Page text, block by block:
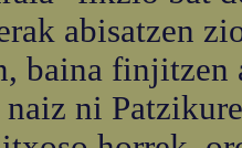
abisatzen
baina finjitzen
ni